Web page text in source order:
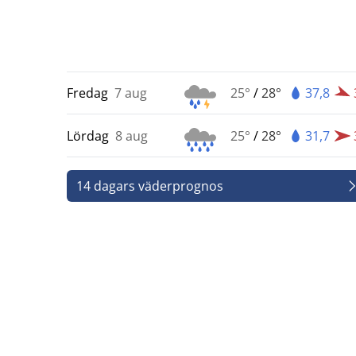
Fredag 7 aug 25° /28° 37,8
Lördag 8 aug 25° /28° 31,7
14 dagars väderprognos